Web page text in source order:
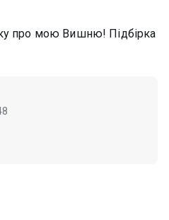
про мою Вишню! Підбірка